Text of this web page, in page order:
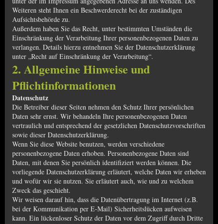
Weiteren steht Ihnen ein Beschwerderecht bei der zuständigen
Aufsichtsbehörde zu.
Außerdem haben Sie das Recht, unter bestimmten Umständen die
Einschränkung der Verarbeitung Ihrer personenbezogenen Daten zu
verlangen. Details hierzu entnehmen Sie der Datenschutzerklärung
unter „Recht auf Einschränkung der Verarbeitung“.
2. Allgemeine Hinweise und
Pflichtinformationen
Datenschutz
Die Betreiber dieser Seiten nehmen den Schutz Ihrer persönlichen
Daten sehr ernst. Wir behandeln Ihre personenbezogenen Daten
vertraulich und entsprechend der gesetzlichen Datenschutzvorschriften
sowie dieser Datenschutzerklärung.
Wenn Sie diese Website benutzen, werden verschiedene
personenbezogene Daten erhoben. Personenbezogene Daten sind
Daten, mit denen Sie persönlich identifiziert werden können. Die
vorliegende Datenschutzerklärung erläutert, welche Daten wir erheben
und wofür wir sie nutzen. Sie erläutert auch, wie und zu welchem
Zweck das geschieht.
Wir weisen darauf hin, dass die Datenübertragung im Internet (z.B.
bei der Kommunikation per E-Mail) Sicherheitslücken aufweisen
kann. Ein lückenloser Schutz der Daten vor dem Zugriff durch Dritte